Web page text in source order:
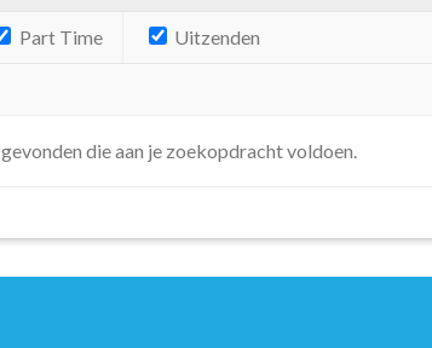
die aan je zoekopdracht voldoen.